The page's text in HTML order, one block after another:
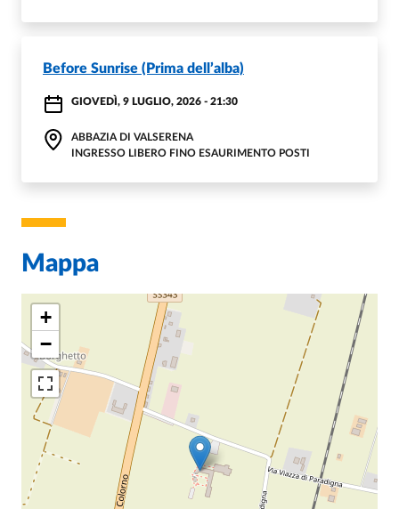
Before Sunrise (Prima dell’alba)
GIOVEDÌ, 9 LUGLIO, 2026 - 21:30
ABBAZIA DI VALSERENA
INGRESSO LIBERO FINO ESAURIMENTO POSTI
Mappa
+
−